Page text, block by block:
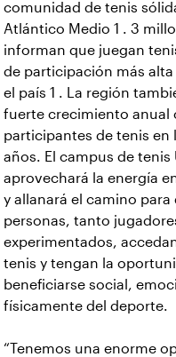
comunidad de tenis
Atlántico Medio 1 . 3
informan que juegan
de participación más
el país 1 . La región
fuerte crecimiento anual
participantes de tenis en
años. El campus de tenis
aprovechará la energía
y allanará el camino para
personas, tanto
experimentados,
tenis y tengan la
beneficiarse social,
físicamente del deporte.
“Tenemos una enorme